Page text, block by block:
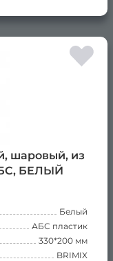
шаровый, из
БЕЛЫЙ
Белый
АБС пластик
330*200 мм
BRIMIX